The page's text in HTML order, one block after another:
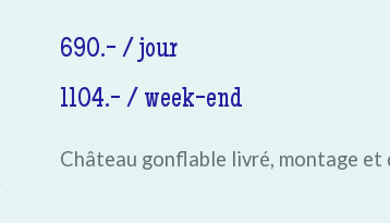
690.- / jour
1104.- / week-end
Château gonflable livré, montage et